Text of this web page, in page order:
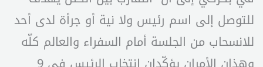
للتوصل إلى اسم رئيس ولا نية أو جرأة لدى أحد
للانسحاب من الجلسة أمام السفراء والعالم كلّه